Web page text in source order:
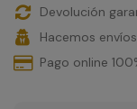
Devolución
Hacemos
Pago online